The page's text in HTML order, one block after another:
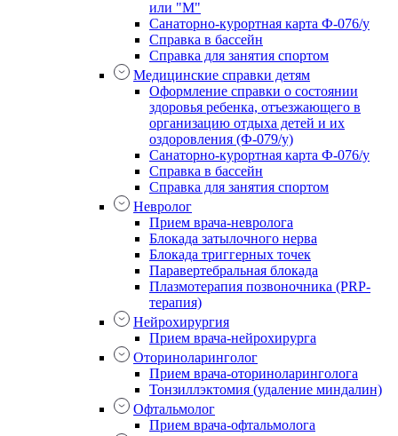
или "М"
Санаторно-курортная карта Ф-076/у
Справка в бассейн
Справка для занятия спортом
Медицинские справки детям
Оформление справки о состоянии
здоровья ребенка, отъезжающего в
организацию отдыха детей и их
оздоровления (Ф-079/у)
Санаторно-курортная карта Ф-076/у
Справка в бассейн
Справка для занятия спортом
Невролог
Прием врача-невролога
Блокада затылочного нерва
Блокада триггерных точек
Паравертебральная блокада
Плазмотерапия позвоночника (PRP-
терапия)
Нейрохирургия
Прием врача-нейрохирурга
Оториноларинголог
Прием врача-оториноларинголога
Тонзиллэктомия (удаление миндалин)
Офтальмолог
Прием врача-офтальмолога